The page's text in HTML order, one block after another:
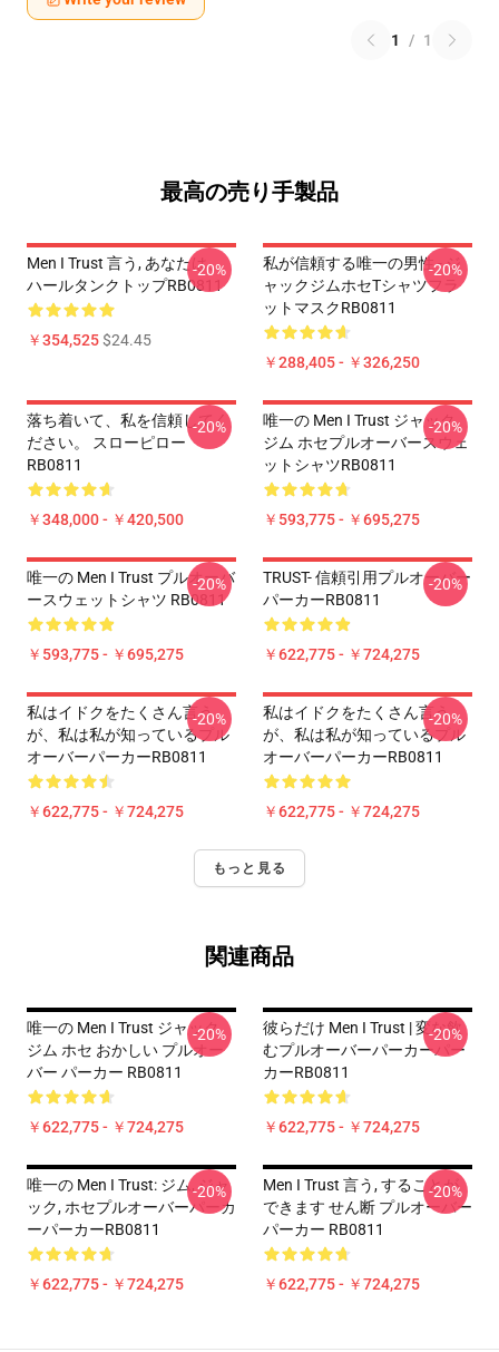
1 / 1
最高の売り手製品
Men I Trust 言う, あなたは、
ハールタンクトップRB0811
￥354,525$24.45
-20%
私が信頼する唯一の男性 - ジ
ャックジムホセTシャツフラ
ットマスクRB0811
￥288,405 - ￥326,250
-20%
落ち着いて、私を信頼してく
ださい。 スローピロー
RB0811
￥348,000 - ￥420,500
-20%
唯一の Men I Trust ジャック
ジム ホセプルオーバースウェ
ットシャツRB0811
￥593,775 - ￥695,275
-20%
唯一の Men I Trust プルオーバ
ースウェットシャツ RB0811
￥593,775 - ￥695,275
-20%
TRUST- 信頼引用プルオーバー
パーカーRB0811
￥622,775 - ￥724,275
-20%
私はイドクをたくさん言う
が、私は私が知っているプル
オーバーパーカーRB0811
￥622,775 - ￥724,275
-20%
私はイドクをたくさん言う
が、私は私が知っているプル
オーバーパーカーRB0811
￥622,775 - ￥724,275
-20%
もっと見る
関連商品
唯一の Men I Trust ジャック
ジム ホセ おかしい プルオー
バー パーカー RB0811
￥622,775 - ￥724,275
-20%
彼らだけ Men I Trust | 変な飲
むプルオーバーパーカーパー
カーRB0811
￥622,775 - ￥724,275
-20%
唯一の Men I Trust: ジム, ジャ
ック, ホセプルオーバーパーカ
ーパーカーRB0811
￥622,775 - ￥724,275
-20%
Men I Trust 言う, することが
できます せん断 プルオーバー
パーカー RB0811
￥622,775 - ￥724,275
-20%